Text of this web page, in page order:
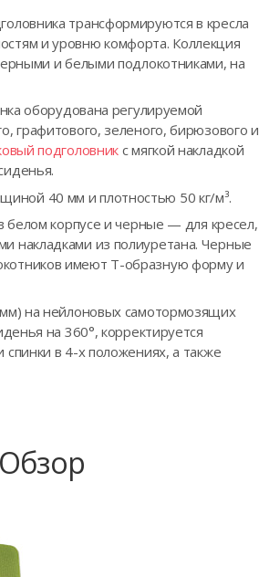
трансформируются в кресла
и уровню комфорта. Коллекция
и белыми подлокотниками, на
оборудована регулируемой
графитового, зеленого, бирюзового и
подголовник с мягкой накладкой
40 мм и плотностью 50 кг/м³.
белом корпусе и черные — для кресел,
накладками из полиуретана. Черные
имеют Т-образную форму и
на нейлоновых самотормозящих
на 360°, корректируется
спинки в 4-х положениях, а также